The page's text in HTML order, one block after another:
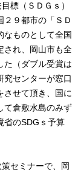
標（ＳＤＧｓ）
９都市の「ＳＤ
なものとして全国
され、岡山市も全
た（ダブル受賞は
究センターが窓口
させて頂き、国に
て倉敷水島のみず
省のSDGｓ予算
セミナーで、岡